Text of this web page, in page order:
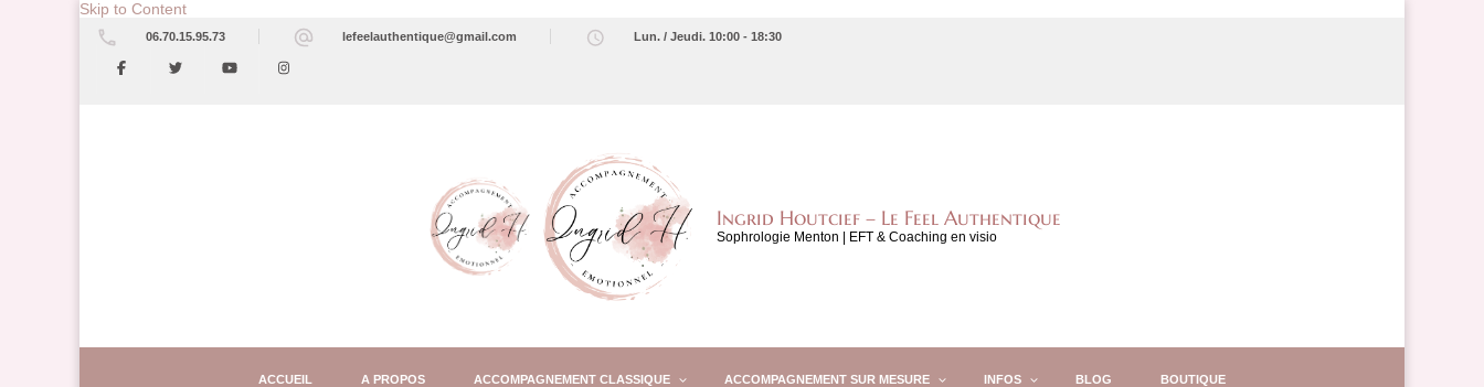
Skip to Content
06.70.15.95.73 lefeelauthentique@gmail.com Lun. / Jeudi. 10:00 - 18:30
Ingrid Houtcief – Le Feel Authentique
Sophrologie Menton | EFT & Coaching en visio
ACCUEIL A PROPOS ACCOMPAGNEMENT CLASSIQUE ACCOMPAGNEMENT SUR MESURE INFOS BLOG BOUTIQUE